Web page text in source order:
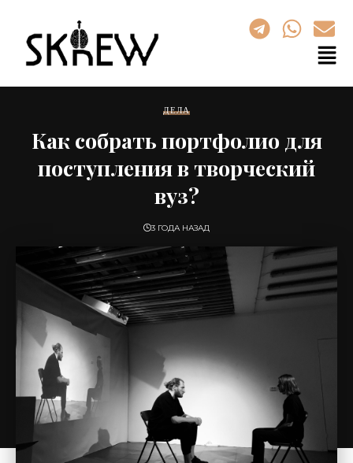
ДЕЛА
Как собрать портфолио для
поступления в творческий
вуз?
3 ГОДА НАЗАД